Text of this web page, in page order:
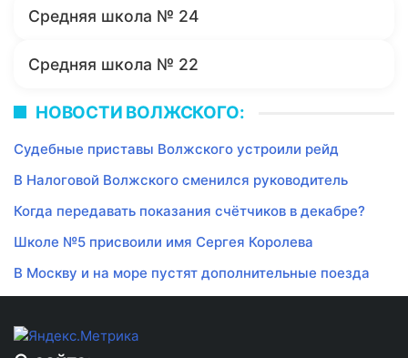
Средняя школа № 24
Средняя школа № 22
НОВОСТИ ВОЛЖСКОГО:
Судебные приставы Волжского устроили рейд
В Налоговой Волжского сменился руководитель
Когда передавать показания счётчиков в декабре?
Школе №5 присвоили имя Сергея Королева
В Москву и на море пустят дополнительные поезда